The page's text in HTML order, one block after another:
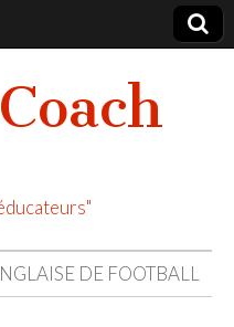
DE FOOTBALL